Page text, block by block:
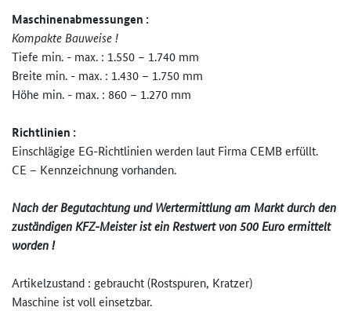
Maschinenabmessungen :
Kompakte Bauweise !
Tiefe min. - max. : 1.550 – 1.740 mm
Breite min. - max. : 1.430 – 1.750 mm
Höhe min. - max. : 860 – 1.270 mm
Richtlinien :
Einschlägige EG-Richtlinien werden laut Firma CEMB erfüllt.
CE – Kennzeichnung vorhanden.
Nach der Begutachtung und Wertermittlung am Markt durch den
zuständigen KFZ-Meister ist ein Restwert von 500 Euro ermittelt
worden !
Artikelzustand : gebraucht (Rostspuren, Kratzer)
Maschine ist voll einsetzbar.